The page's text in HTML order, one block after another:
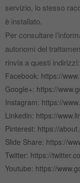
servizio, lo stesso
è installato.
Per consultare
autonomi del
rinvia a questi indirizzi:
Facebook: https://
Google+: https://
Instagram: https://
Linkedin: https://
Pinterest: https://
Slide Share: https://
Twitter: https://
Youtube: https://